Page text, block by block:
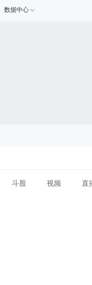
数据中心
斗股 视频 直